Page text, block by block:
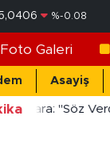
%-0.08
Foto Galeri
Asayiş
"Söz